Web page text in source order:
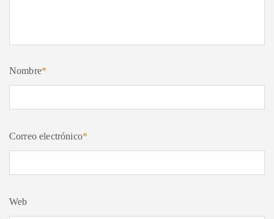
Nombre*
Correo electrónico*
Web